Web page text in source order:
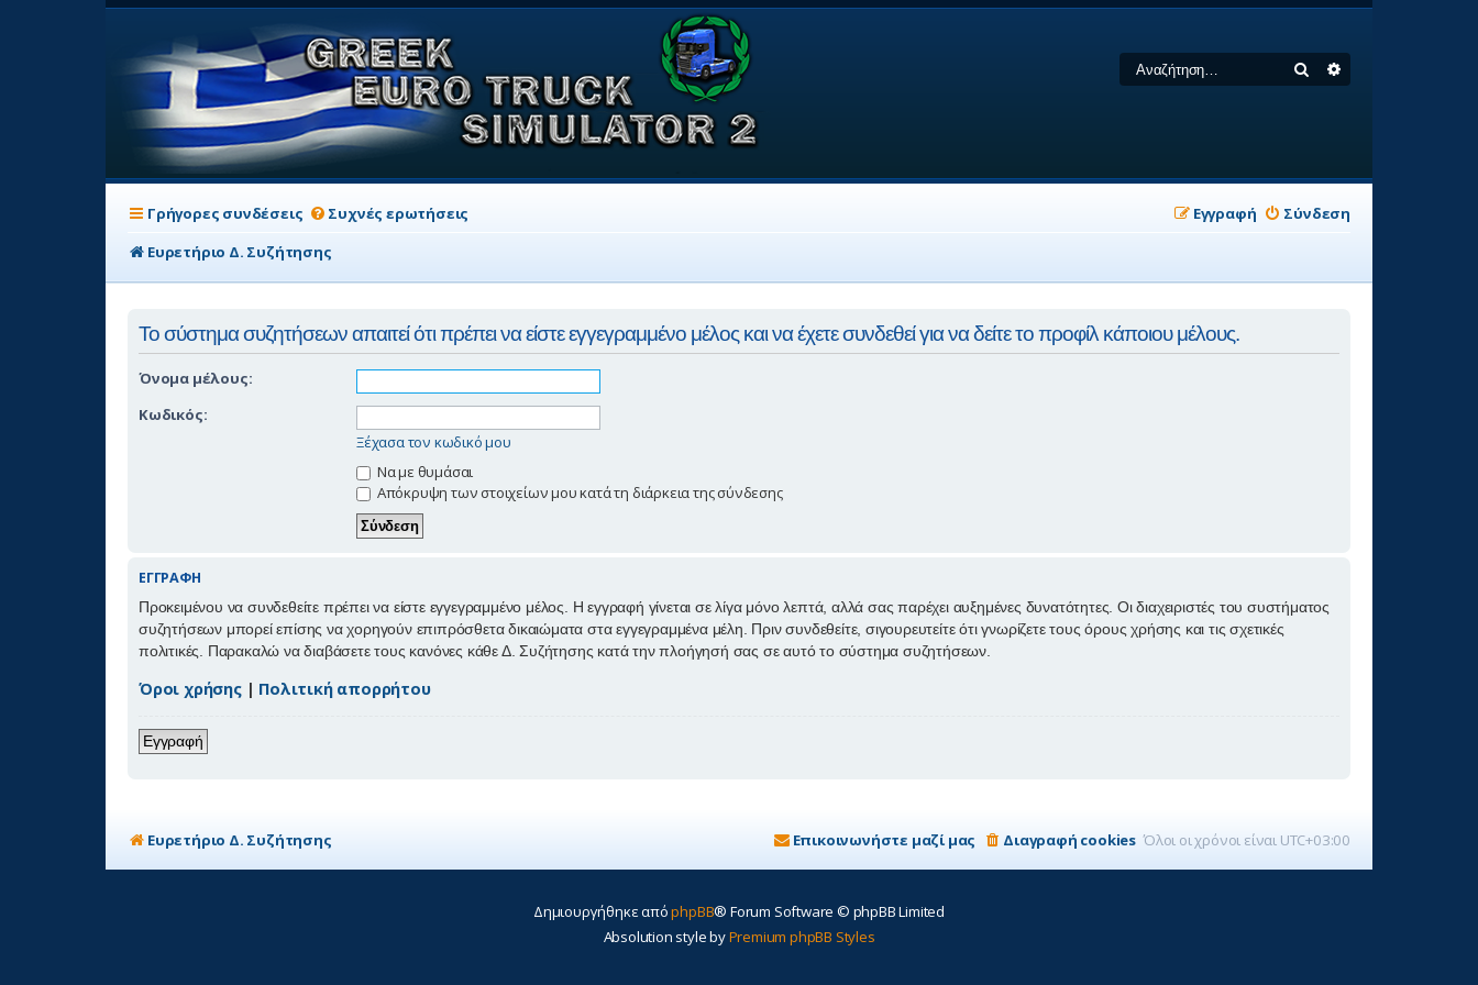
Αναζήτηση
Γρήγορες συνδέσεις Συχνές ερωτήσεις Σύνδεση
Εγγραφή
Ευρετήριο Δ. Συζήτησης
Το σύστημα συζητήσεων απαιτεί ότι πρέπει να είστε εγγεγραμμένο μέλος και να έχετε συνδεθεί για να δείτε το προφίλ κάποιου μέλους.
Όνομα μέλους:
Κωδικός:
Ξέχασα τον κωδικό μου
Να με θυμάσαι
Απόκρυψη των στοιχείων μου κατά τη διάρκεια της σύνδεσης
ΕΓΓΡΑΦΉ
Προκειμένου να συνδεθείτε πρέπει να είστε εγγεγραμμένο μέλος. Η εγγραφή γίνεται σε λίγα μόνο λεπτά, αλλά σας παρέχει αυξημένες δυνατότητες. Οι διαχειριστές του συστήματος
συζητήσεων μπορεί επίσης να χορηγούν επιπρόσθετα δικαιώματα στα εγγεγραμμένα μέλη. Πριν συνδεθείτε, σιγουρευτείτε ότι γνωρίζετε τους όρους χρήσης και τις σχετικές
πολιτικές. Παρακαλώ να διαβάσετε τους κανόνες κάθε Δ. Συζήτησης κατά την πλοήγησή σας σε αυτό το σύστημα συζητήσεων.
Όροι χρήσης| Πολιτική απορρήτου
Εγγραφή
Ευρετήριο Δ. Συζήτησης Όλοι οι χρόνοι είναι UTC+03:00
Διαγραφή cookies
Επικοινωνήστε μαζί μας
Δημιουργήθηκε απόphpBB® Forum Software © phpBB Limited
Absolution style byPremium phpBB Styles